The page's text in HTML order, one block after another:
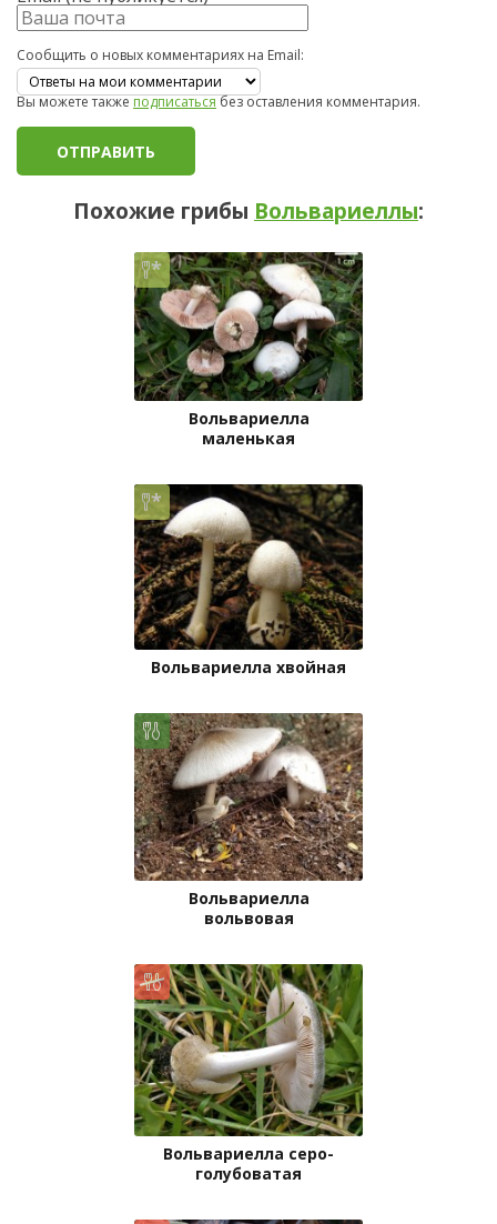
Сообщить о новых комментариях на Email:
Вы можете такжеподписатьсябез оставления комментария.
Похожие грибы Вольвариеллы:
Вольвариелла
маленькая
Вольвариелла хвойная
Вольвариелла
вольвовая
Вольвариелла серо-
голубоватая